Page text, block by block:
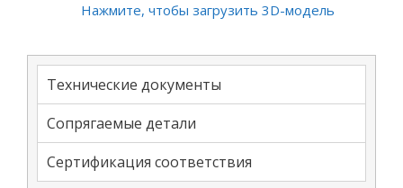
Нажмите, чтобы загрузить 3D-модель
Технические документы
Сопрягаемые детали
Сертификация соответствия